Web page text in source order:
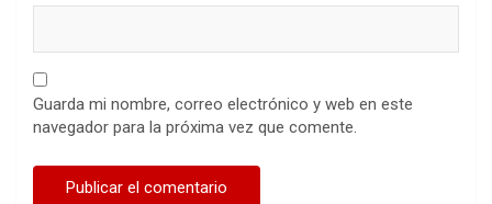
Guarda mi nombre, correo electrónico y web en este
navegador para la próxima vez que comente.